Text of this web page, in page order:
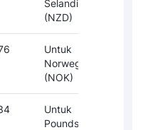
Selandia Baru
(NZD)
Untuk Kroner
Norwegia
(NOK)
Untuk
Poundsterling